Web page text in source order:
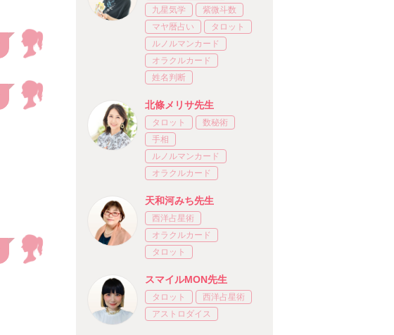
九星気学
紫微斗数
マヤ暦占い
タロット
ルノルマンカード
オラクルカード
姓名判断
北條メリサ先生
タロット
数秘術
手相
ルノルマンカード
オラクルカード
天和河みち先生
西洋占星術
オラクルカード
タロット
スマイルMON先生
タロット
西洋占星術
アストロダイス